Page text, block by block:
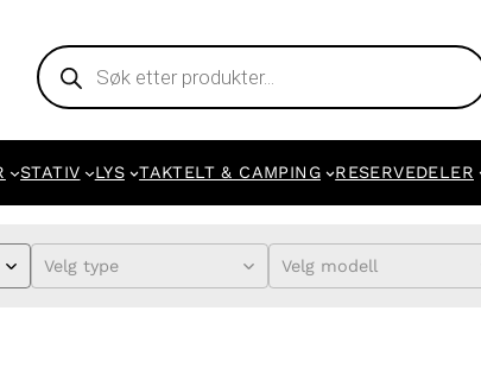
Products
search
STATIV LYS TAKTELT & CAMPING RESERVEDELER
Velg type Velg modell